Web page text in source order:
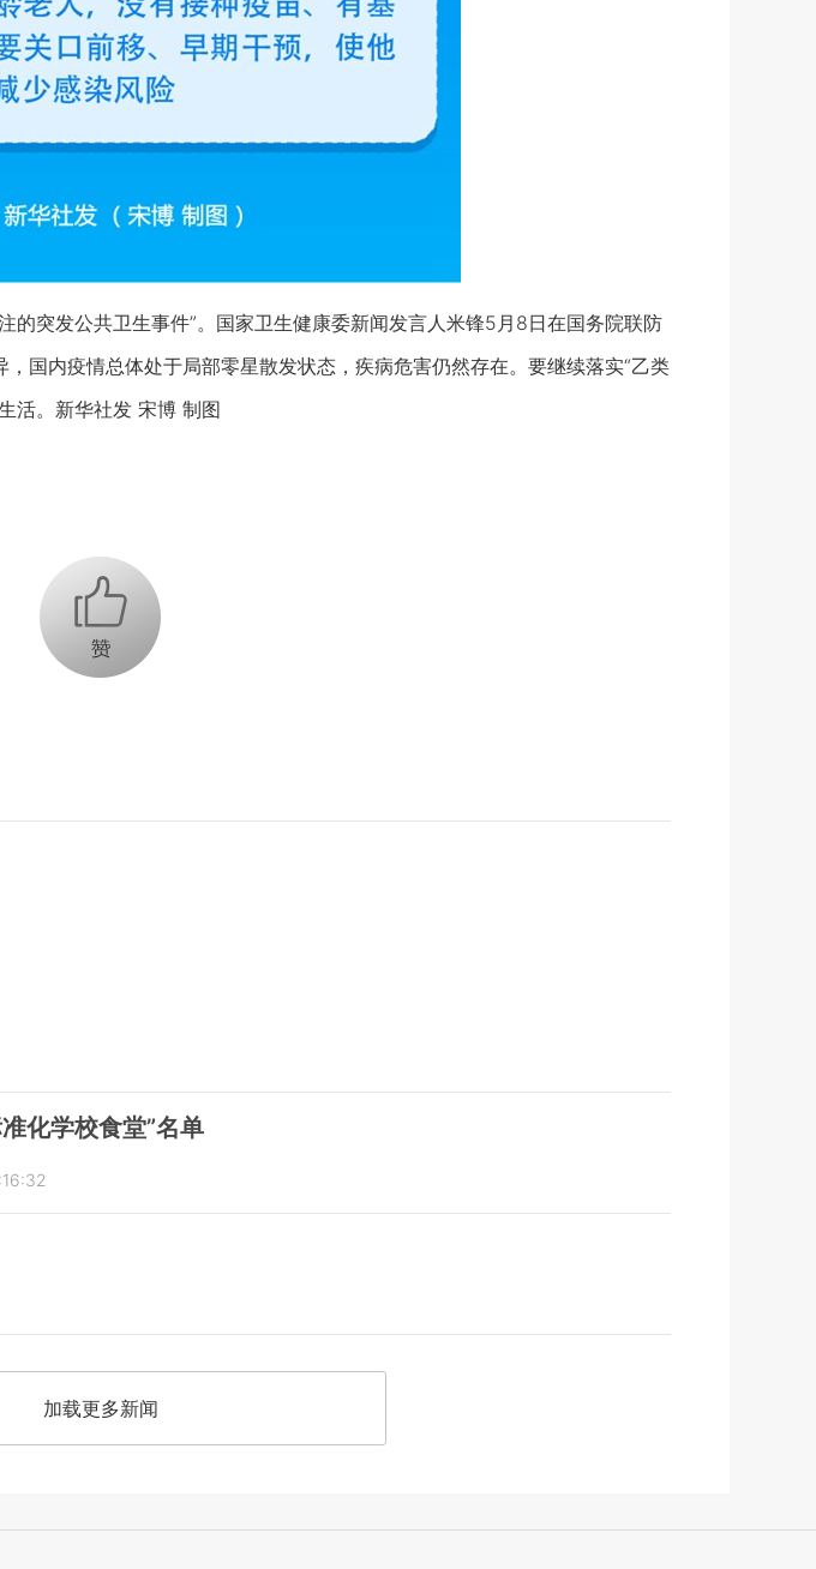
突发公共卫生事件”。国家卫生健康委新闻发言人米锋5月8日在国务院联防
国内疫情总体处于局部零星散发状态，疾病危害仍然存在。要继续落实“乙类
活。新华社发 宋博 制图
+1
化学校食堂”名单
加载更多新闻